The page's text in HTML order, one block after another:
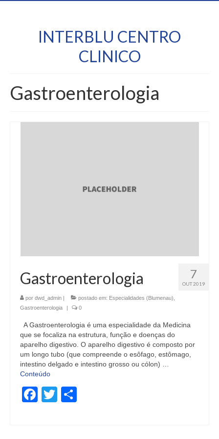
INTERBLU CENTRO
CLINICO
Gastroenterologia
7
OUT 2019
Gastroenterologia
por dwd_admin | postado em: Especialidades (Blumenau)
Gastroenterologia
| 0
A Gastroenterologia é uma especialidade da Medicina
que se focaliza na estrutura, função e doenças do
aparelho digestivo. O aparelho digestivo é composto por
um longo tubo (que compreende o esôfago, estômago,
intestino delgado e intestino grosso ou cólon) …
Conteúdo
Facebook
Twitter